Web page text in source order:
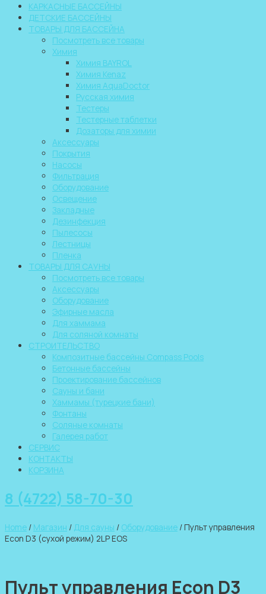
КАРКАСНЫЕ БАССЕЙНЫ
ДЕТСКИЕ БАССЕЙНЫ
ТОВАРЫ ДЛЯ БАССЕЙНА
Посмотреть все товары
Химия
Химия BAYROL
Химия Kenaz
Химия AquaDoctor
Русская химия
Тестеры
Тестерные таблетки
Дозаторы для химии
Аксессуары
Покрытия
Насосы
Фильтрация
Оборудование
Освещение
Закладные
Дезинфекция
Пылесосы
Лестницы
Пленка
ТОВАРЫ ДЛЯ САУНЫ
Посмотреть все товары
Аксессуары
Оборудование
Эфирные масла
Для хаммама
Для соляной комнаты
СТРОИТЕЛЬСТВО
Композитные бассейны Compass Pools
Бетонные бассейны
Проектирование бассейнов
Сауны и бани
Хаммамы (турецкие бани)
Фонтаны
Соляные комнаты
Галерея работ
СЕРВИС
КОНТАКТЫ
КОРЗИНА
8 (4722) 58-70-30
Home / Магазин / Для сауны / Оборудование / Пульт управления
Econ D3 (сухой режим) 2LP EOS
Пульт управления Econ D3